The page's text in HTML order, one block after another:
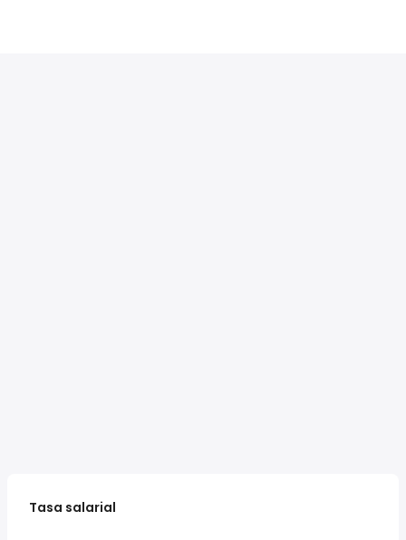
Tasa salarial